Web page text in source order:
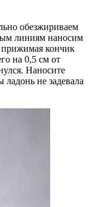
обезжириваем
линиям наносим
прижимая кончик
на 0,5 см от
Наносите
ладонь не задевала